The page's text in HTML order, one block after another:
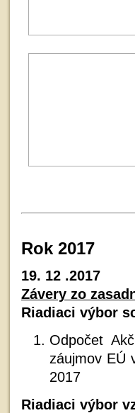
Rok 2017
19. 12 .2017
Závery zo
Riadiaci výbor
Odpočet
záujmov EÚ
2017
Riadiaci výbor